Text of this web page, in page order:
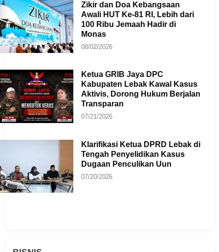
Zikir dan Doa Kebangsaan
Awali HUT Ke-81 RI, Lebih dari
100 Ribu Jemaah Hadir di
Monas
08/02/2026
Ketua GRIB Jaya DPC
Kabupaten Lebak Kawal Kasus
Aktivis, Dorong Hukum Berjalan
Transparan
07/21/2026
Klarifikasi Ketua DPRD Lebak di
Tengah Penyelidikan Kasus
Dugaan Penculikan Uun
07/20/2026